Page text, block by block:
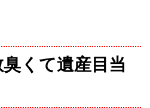
くて遺産目当